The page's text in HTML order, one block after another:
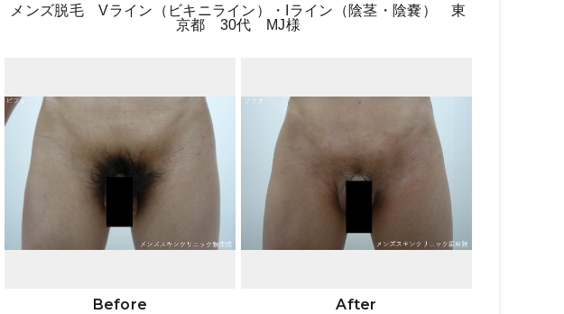
メンズ脱毛 Vライン（ビキニライン）・Iライン（陰茎・陰嚢） 東
京都 30代 MJ様
Before After